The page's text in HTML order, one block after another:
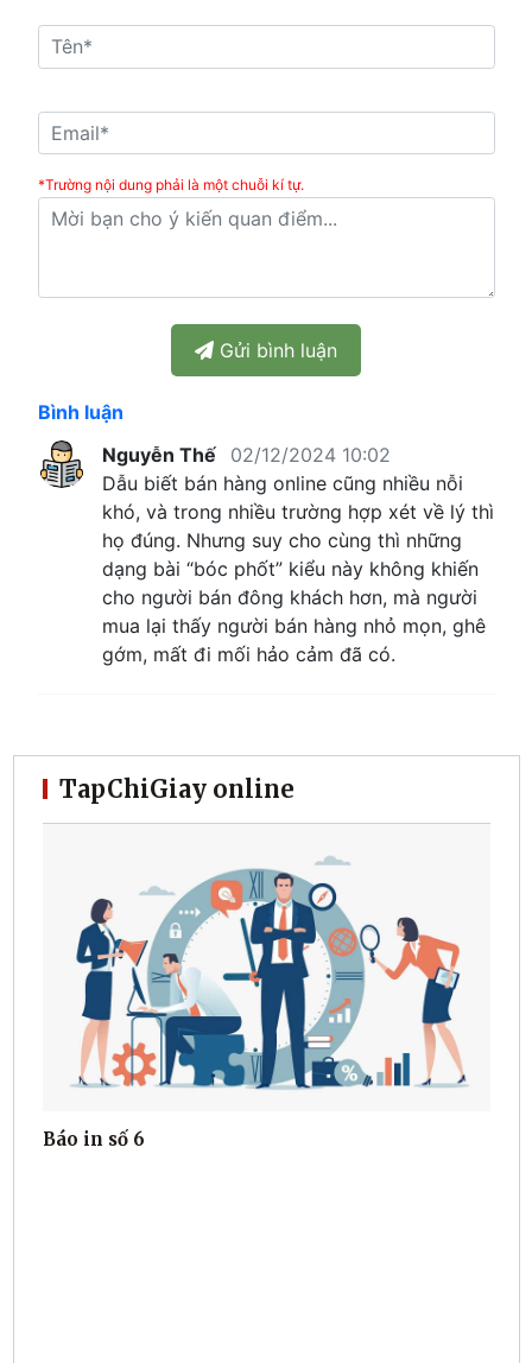
*Trường nội dung phải là một chuỗi kí tự.
Gửi bình luận
Bình luận
Nguyễn Thế
02/12/2024 10:02
Dẫu biết bán hàng online cũng nhiều nỗi
khó, và trong nhiều trường hợp xét về lý thì
họ đúng. Nhưng suy cho cùng thì những
dạng bài “bóc phốt” kiểu này không khiến
cho người bán đông khách hơn, mà người
mua lại thấy người bán hàng nhỏ mọn, ghê
gớm, mất đi mối hảo cảm đã có.
TapChiGiay online
Báo in số 6